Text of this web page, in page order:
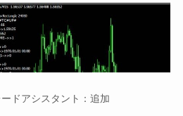
ドアシスタント：追加